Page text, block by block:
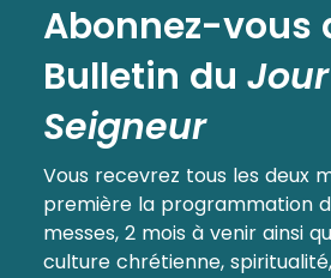
Abonnez-vous
Bulletin du
Seigneur
Vous recevrez tous les deux
première la programmation
messes, 2 mois à venir ainsi
culture chrétienne,